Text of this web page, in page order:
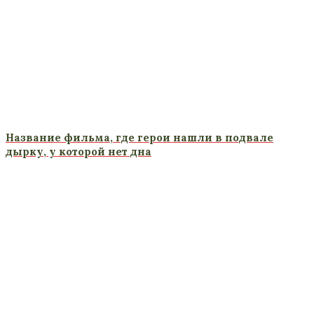
Название фильма, где герои нашли в подвале
дырку, у которой нет дна